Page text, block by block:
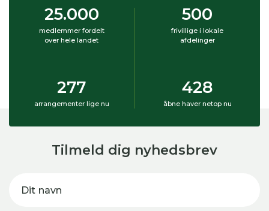
25.000
medlemmer fordelt
over hele landet
500
frivillige i lokale
afdelinger
277
arrangementer lige nu
428
åbne haver netop nu
Tilmeld dig nyhedsbrev
Dit navn